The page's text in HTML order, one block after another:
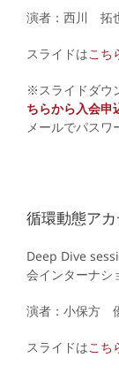
演者：西川 拓
スライドはこち
※スライドダウ
ちらから入会申
メールでパス
循環動態ア
Deep Dive
会インターナシ
演者：小保方
スライドはこち